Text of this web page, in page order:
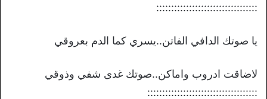
::::::::::::::::::::::::::::::::::
يا صوتك الدافي الفاتن..يسري كما الدم بعروقي
لاضاقت ادروب واماكن..صوتك غدى شفي وذوقي
:::::::::::::::::::::::::::::::::::::